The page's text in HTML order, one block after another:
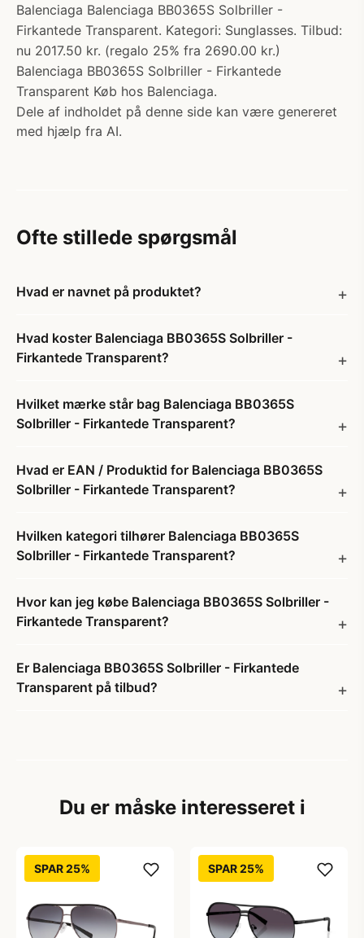
Balenciaga Balenciaga BB0365S Solbriller -
Firkantede Transparent. Kategori: Sunglasses. Tilbud:
nu 2017.50 kr. (regalo 25% fra 2690.00 kr.)
Balenciaga BB0365S Solbriller - Firkantede
Transparent Køb hos Balenciaga.
Dele af indholdet på denne side kan være genereret
med hjælp fra AI.
Ofte stillede spørgsmål
Hvad er navnet på produktet?
Hvad koster Balenciaga BB0365S Solbriller -
Firkantede Transparent?
Hvilket mærke står bag Balenciaga BB0365S
Solbriller - Firkantede Transparent?
Hvad er EAN / Produktid for Balenciaga BB0365S
Solbriller - Firkantede Transparent?
Hvilken kategori tilhører Balenciaga BB0365S
Solbriller - Firkantede Transparent?
Hvor kan jeg købe Balenciaga BB0365S Solbriller -
Firkantede Transparent?
Er Balenciaga BB0365S Solbriller - Firkantede
Transparent på tilbud?
Du er måske interesseret i
SPAR 25% SPAR 25%